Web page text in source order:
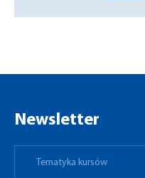
Newsletter
Tematyka kursów